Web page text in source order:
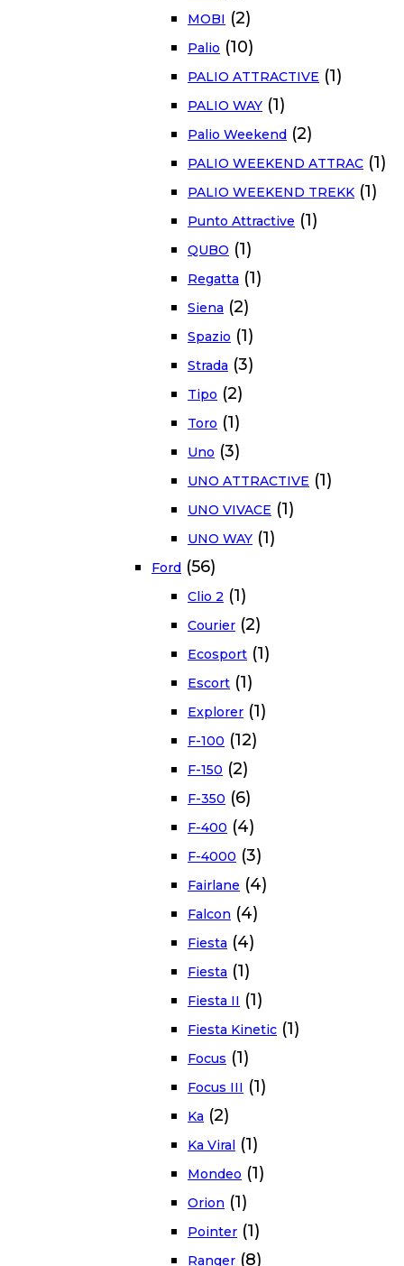
MOBI (2)
Palio (10)
PALIO ATTRACTIVE (1)
PALIO WAY (1)
Palio Weekend (2)
PALIO WEEKEND ATTRAC (1)
PALIO WEEKEND TREKK (1)
Punto Attractive (1)
QUBO (1)
Regatta (1)
Siena (2)
Spazio (1)
Strada (3)
Tipo (2)
Toro (1)
Uno (3)
UNO ATTRACTIVE (1)
UNO VIVACE (1)
UNO WAY (1)
Ford (56)
Clio 2 (1)
Courier (2)
Ecosport (1)
Escort (1)
Explorer (1)
F-100 (12)
F-150 (2)
F-350 (6)
F-400 (4)
F-4000 (3)
Fairlane (4)
Falcon (4)
Fiesta (4)
Fiesta (1)
Fiesta II (1)
Fiesta Kinetic (1)
Focus (1)
Focus III (1)
Ka (2)
Ka Viral (1)
Mondeo (1)
Orion (1)
Pointer (1)
Ranger (8)